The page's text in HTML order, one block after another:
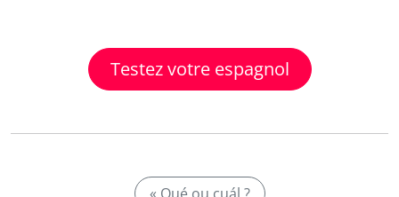
Testez votre espagnol